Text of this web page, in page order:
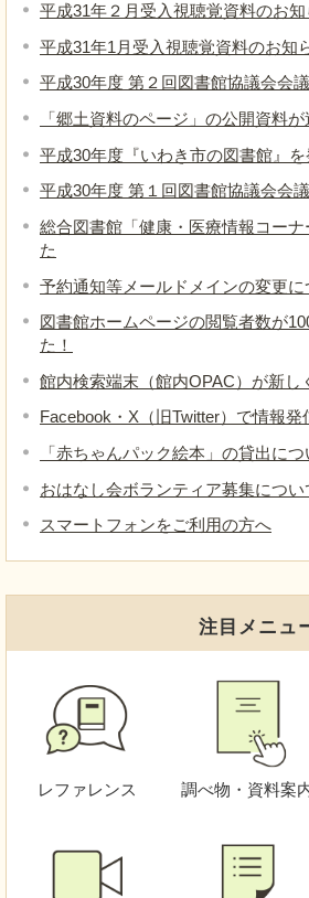
平成31年２月受入視聴覚資料のお
平成31年1月受入視聴覚資料のお知
平成30年度 第２回図書館協議会会
「郷土資料のページ」の公開資料
平成30年度『いわき市の図書館』
平成30年度 第１回図書館協議会会
総合図書館「健康・医療情報コー
た
予約通知等メールドメインの変更に
図書館ホームページの閲覧者数が
た！
館内検索端末（館内OPAC）が新し
Facebook・X（旧Twitter）で情報発
「赤ちゃんパック絵本」の貸出につ
おはなし会ボランティア募集につい
スマートフォンをご利用の方へ
注目メニュ
レファレンス 調べ物・資料案